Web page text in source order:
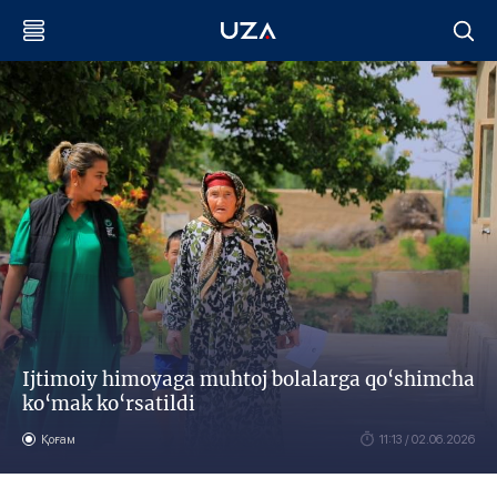
Ijtimoiy himoyaga muhtoj bolalarga qo‘shimcha
ko‘mak ko‘rsatildi
Қоғам 11:13 / 02.06.2026